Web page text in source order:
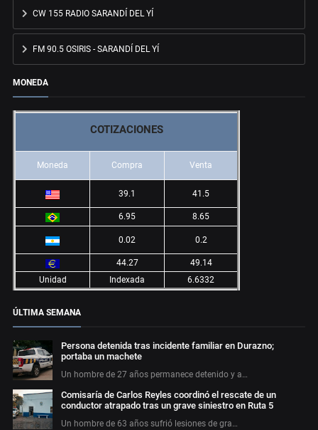
CW 155 RADIO SARANDÍ DEL YÍ
FM 90.5 OSIRIS - SARANDÍ DEL YÍ
MONEDA
COTIZACIONES
Moneda Compra Venta
39.1 41.5
6.95 8.65
0.02 0.2
44.27
49.14
Unidad
Indexada 6.6332
ÚLTIMA SEMANA
Persona detenida tras incidente familiar en Durazno;
portaba un machete
Un hombre de 27 años permanece detenido y a…
Comisaría de Carlos Reyles coordinó el rescate de un
conductor atrapado tras un grave siniestro en Ruta 5
Un hombre de 63 años sufrió lesiones de gra…